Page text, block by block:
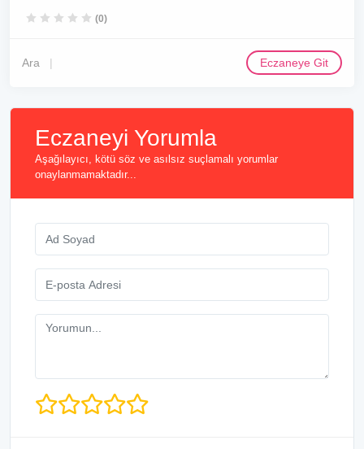
(0)
Ara Eczaneye Git
Eczaneyi Yorumla
Aşağılayıcı, kötü söz ve asılsız suçlamalı yorumlar
onaylanmamaktadır...